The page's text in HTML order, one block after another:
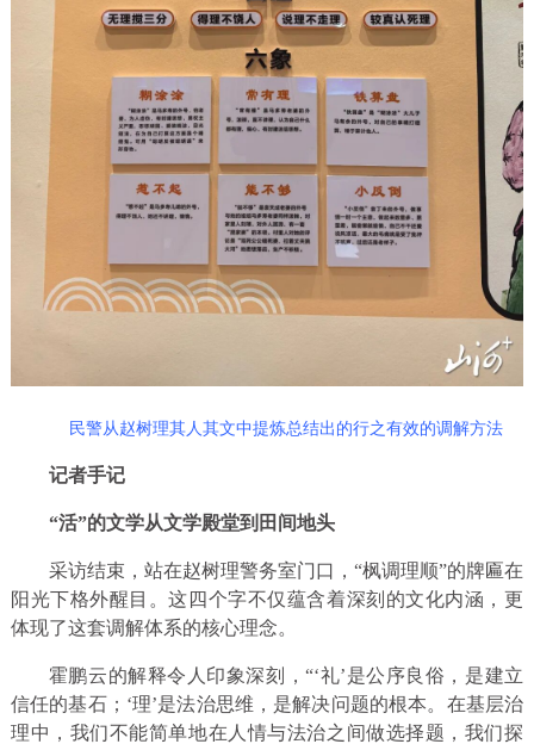
民警从赵树理其人其文中提炼总结出的行之有效的调解方法
记者手记
“活”的文学从文学殿堂到田间地头
采访结束，站在赵树理警务室门口，“枫调理顺”的牌匾在
阳光下格外醒目。这四个字不仅蕴含着深刻的文化内涵，更
体现了这套调解体系的核心理念。
霍鹏云的解释令人印象深刻，“‘礼’是公序良俗，是建立
信任的基石；‘理’是法治思维，是解决问题的根本。在基层治
理中，我们不能简单地在人情与法治之间做选择题，我们探